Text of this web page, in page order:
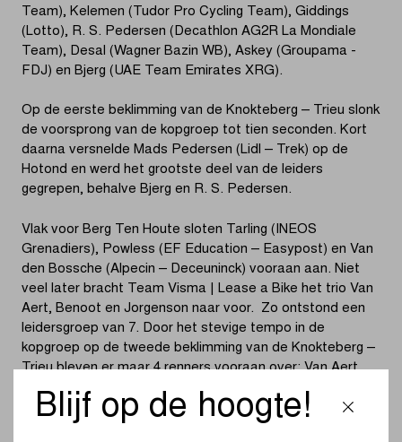
Team), Kelemen (Tudor Pro Cycling Team), Giddings
(Lotto), R. S. Pedersen (Decathlon AG2R La Mondiale
Team), Desal (Wagner Bazin WB), Askey (Groupama -
FDJ) en Bjerg (UAE Team Emirates XRG).
Op de eerste beklimming van de Knokteberg – Trieu slonk
de voorsprong van de kopgroep tot tien seconden. Kort
daarna versnelde Mads Pedersen (Lidl – Trek) op de
Hotond en werd het grootste deel van de leiders
gegrepen, behalve Bjerg en R. S. Pedersen.
Vlak voor Berg Ten Houte sloten Tarling (INEOS
Grenadiers), Powless (EF Education – Easypost) en Van
den Bossche (Alpecin – Deceuninck) vooraan aan. Niet
veel later bracht Team Visma | Lease a Bike het trio Van
Aert, Benoot en Jorgenson naar voor. Zo ontstond een
leidersgroep van 7. Door het stevige tempo in de
kopgroep op de tweede beklimming van de Knokteberg –
Trieu bleven er maar 4 renners vooraan over: Van Aert,
Pedersen verschillende keren in de tegenreactie te gaan,
maar zonder resultaat.
Blijf op de hoogte!